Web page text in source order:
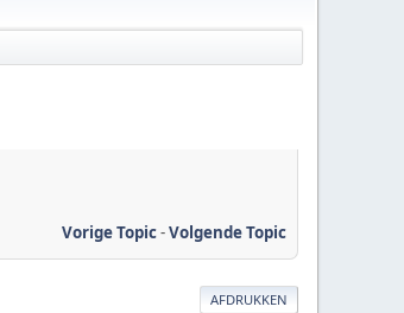
Vorige Topic-Volgende Topic
AFDRUKKEN